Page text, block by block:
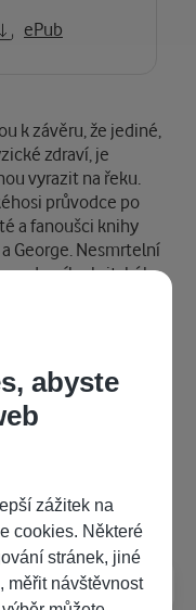
ePub
k závěru, že jediné,
zdraví, je
vyrazit na řeku.
průvodce po
a fanoušci knihy
George. Nesmrtelní
moderního britského
novely
dotazy
abyste
zážitek na
cookies. Některé
stránek, jiné
měřit návštěvnost